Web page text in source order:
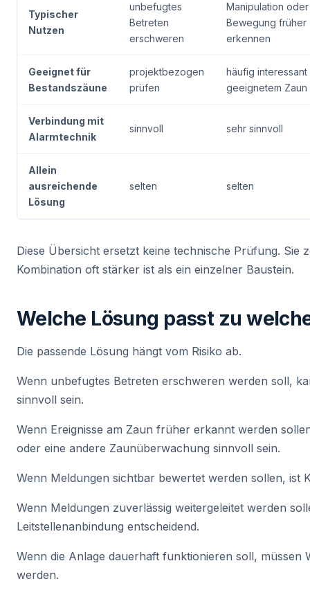
Typischer
Nutzen
unbefugtes
Betreten
erschweren
Manipulation oder
Bewegung früher
erkennen
Geeignet für
Bestandszäune
projektbezogen
prüfen
häufig interessant
geeignetem Zaun
Verbindung mit
Alarmtechnik
sinnvoll sehr sinnvoll
Allein
ausreichende
Lösung
selten selten
Diese Übersicht ersetzt keine technische Prüfung. Sie
Kombination oft stärker ist als ein einzelner Baustein.
Welche Lösung passt zu
Die passende Lösung hängt vom Risiko ab.
Wenn unbefugtes Betreten erschweren werden soll,
sinnvoll sein.
Wenn Ereignisse am Zaun früher erkannt werden
oder eine andere Zaunüberwachung sinnvoll sein.
Wenn Meldungen sichtbar bewertet werden sollen, ist
Wenn Meldungen zuverlässig weitergeleitet werden
Leitstellenanbindung entscheidend.
Wenn die Anlage dauerhaft funktionieren soll, müssen
werden.